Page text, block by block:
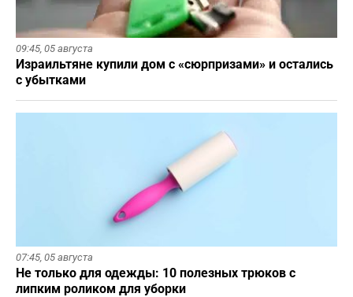
09:45, 05 августа
Израильтяне купили дом с «сюрпризами» и остались
с убытками
07:45, 05 августа
Не только для одежды: 10 полезных трюков с
липким роликом для уборки